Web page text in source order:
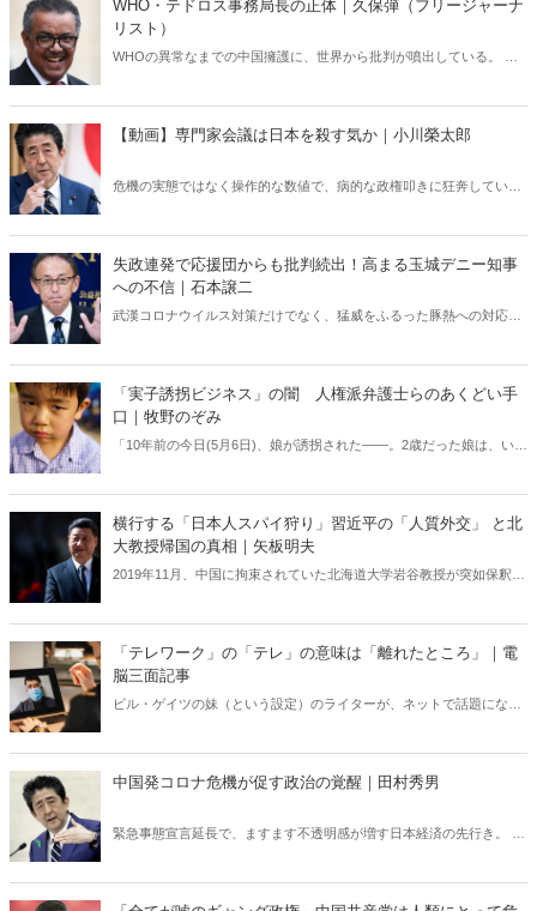
WHO・テドロス事務局長の正体｜久保弾（フリージャーナ
リスト）
WHOの異常なまでの中国擁護に、世界から批判が噴出している。 辞
その理由が見えてくる――。
【動画】専門家会議は日本を殺す気か｜小川榮太郎
危機の実態ではなく操作的な数値で、病的な政権叩きに狂奔している
層に迫る！今の日本は既に消えているウイルスに向かって竹槍で大騒
ぎを演じている――。安倍総理よ、専門家会議の連中の首をとれ！
失政連発で応援団からも批判続出！高まる玉城デニー知事
への不信｜石本譲二
武漢コロナウイルス対策だけでなく、猛威をふるった豚熱への対応も
色。停滞する経済、深刻化する子供の貧困などに対しても何ら対策を
示さず、一方で業者との不適切な関係疑惑が――もはや知事失格の烙
印を押さざるを得ない！
「実子誘拐ビジネス」の闇 人権派弁護士らのあくどい手
口｜牧野のぞみ
「10年前の今日(5月6日)、娘が誘拐された――。2歳だった娘は、いま
偽のDVなど「実子誘拐」の方法を指南する人権派弁護士らの暗躍があ
った――。愛する娘を奪われた父親が、魂の告発！日本で日常的に行
われている「実子誘拐ビジネス」の闇に迫る！
横行する「日本人スパイ狩り」習近平の「人質外交」 と北
大教授帰国の真相｜矢板明夫
2019年11月、中国に拘束されていた北海道大学岩谷教授が突如保釈さ
による邦人拘束をひた隠しにする外務省と日本政府の及び腰の姿
勢……このままでは日本は世界の笑いものになる！今こそ日本政府は
習近平の「人質外交」に毅然と対峙せよ。
「テレワーク」の「テレ」の意味は「離れたところ」｜電
脳三面記事
ビル・ゲイツの妹（という設定）のライターが、ネットで話題になっ
ている問題点を探ります。
中国発コロナ危機が促す政治の覚醒｜田村秀男
緊急事態宣言延長で、ますます不透明感が増す日本経済の先行き。 緊
るか。日本が本当に取るべき施策とは――